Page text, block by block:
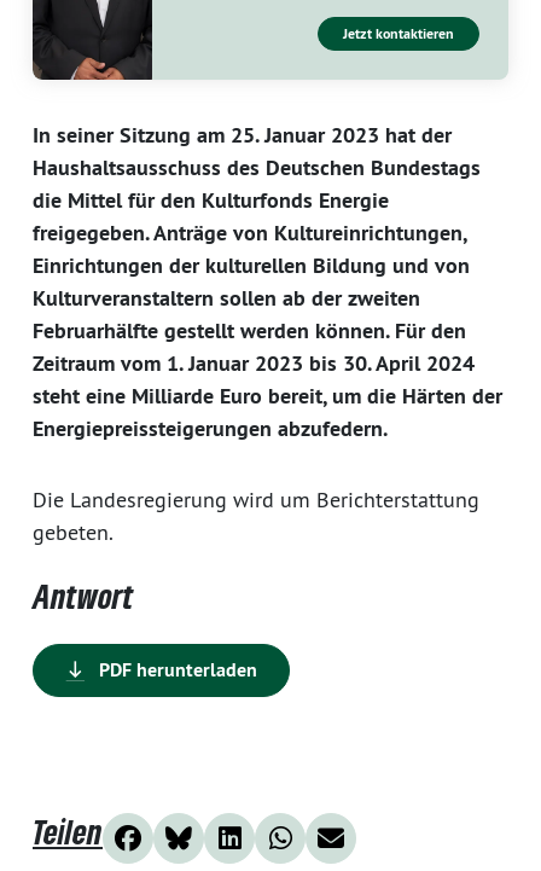
Jetzt kontaktieren
In seiner Sitzung am 25. Januar 2023 hat der
Haushaltsausschuss des Deutschen Bundestags
die Mittel für den Kulturfonds Energie
freigegeben. Anträge von Kultureinrichtungen,
Einrichtungen der kulturellen Bildung und von
Kulturveranstaltern sollen ab der zweiten
Februarhälfte gestellt werden können. Für den
Zeitraum vom 1. Januar 2023 bis 30. April 2024
steht eine Milliarde Euro bereit, um die Härten der
Energiepreissteigerungen abzufedern.
Die Landesregierung wird um Berichterstattung
gebeten.
Antwort
PDF herunterladen
Teilen